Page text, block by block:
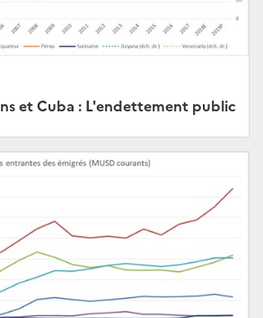
et Cuba : L'endettement public